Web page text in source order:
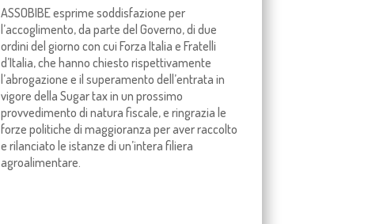
ASSOBIBE esprime soddisfazione per
l’accoglimento, da parte del Governo, di due
ordini del giorno con cui Forza Italia e Fratelli
d’Italia, che hanno chiesto rispettivamente
l’abrogazione e il superamento dell’entrata in
vigore della Sugar tax in un prossimo
provvedimento di natura fiscale, e ringrazia le
forze politiche di maggioranza per aver raccolto
e rilanciato le istanze di un’intera filiera
agroalimentare.